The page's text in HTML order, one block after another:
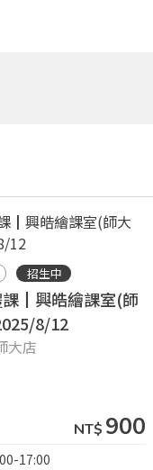
招生中
課┃興皓繪課室(師
8/12
大店
NT$ 900
17:00